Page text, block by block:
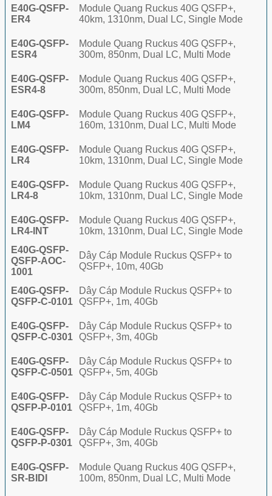
E40G-QSFP-
ER4
Module Quang Ruckus 40G QSFP+,
40km, 1310nm, Dual LC, Single Mode
E40G-QSFP-
ESR4
Module Quang Ruckus 40G QSFP+,
300m, 850nm, Dual LC, Multi Mode
E40G-QSFP-
ESR4-8
Module Quang Ruckus 40G QSFP+,
300m, 850nm, Dual LC, Multi Mode
E40G-QSFP-
LM4
Module Quang Ruckus 40G QSFP+,
160m, 1310nm, Dual LC, Multi Mode
E40G-QSFP-
LR4
Module Quang Ruckus 40G QSFP+,
10km, 1310nm, Dual LC, Single Mode
E40G-QSFP-
LR4-8
Module Quang Ruckus 40G QSFP+,
10km, 1310nm, Dual LC, Single Mode
E40G-QSFP-
LR4-INT
Module Quang Ruckus 40G QSFP+,
10km, 1310nm, Dual LC, Single Mode
E40G-QSFP-
QSFP-AOC-
1001
Dây Cáp Module Ruckus QSFP+ to
QSFP+, 10m, 40Gb
E40G-QSFP-
QSFP-C-0101
Dây Cáp Module Ruckus QSFP+ to
QSFP+, 1m, 40Gb
E40G-QSFP-
QSFP-C-0301
Dây Cáp Module Ruckus QSFP+ to
QSFP+, 3m, 40Gb
E40G-QSFP-
QSFP-C-0501
Dây Cáp Module Ruckus QSFP+ to
QSFP+, 5m, 40Gb
E40G-QSFP-
QSFP-P-0101
Dây Cáp Module Ruckus QSFP+ to
QSFP+, 1m, 40Gb
E40G-QSFP-
QSFP-P-0301
Dây Cáp Module Ruckus QSFP+ to
QSFP+, 3m, 40Gb
E40G-QSFP-
SR-BIDI
Module Quang Ruckus 40G QSFP+,
100m, 850nm, Dual LC, Multi Mode